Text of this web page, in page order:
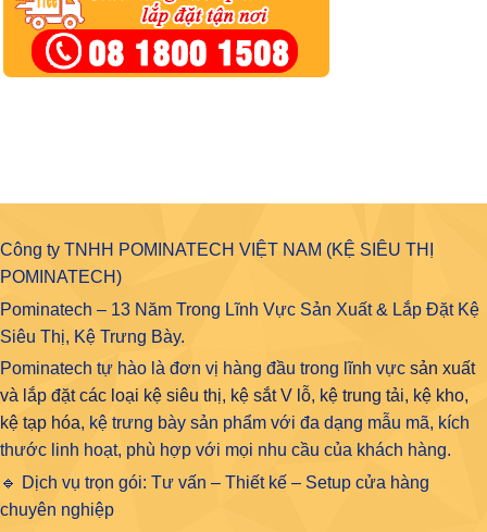
Công ty TNHH POMINATECH VIỆT NAM (KỆ SIÊU THỊ
POMINATECH)
Pominatech – 13 Năm Trong Lĩnh Vực Sản Xuất & Lắp Đặt Kệ
Siêu Thị, Kệ Trưng Bày.
Pominatech tự hào là đơn vị hàng đầu trong lĩnh vực sản xuất
và lắp đặt các loại kệ siêu thị, kệ sắt V lỗ, kệ trung tải, kệ kho,
kệ tạp hóa, kệ trưng bày sản phẩm với đa dạng mẫu mã, kích
thước linh hoạt, phù hợp với mọi nhu cầu của khách hàng.
🔹 Dịch vụ trọn gói: Tư vấn – Thiết kế – Setup cửa hàng
chuyên nghiệp